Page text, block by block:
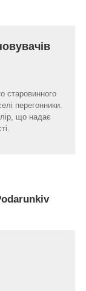
старовинного
перегонники.
що надає